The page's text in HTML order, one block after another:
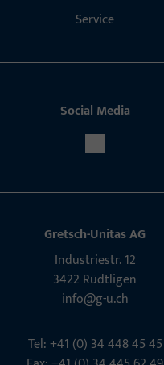
Service
Social Media
Gretsch-Unitas AG
Indu­s­triestr. 12
3422 Rüdt­ligen
info@g-u.ch
Tel: +41 (0) 34 448 45 45